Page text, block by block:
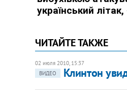
ЧИТАЙТЕ ТАКЖЕ
02 июля 2010, 15:37
ВИДЕО
Клинтон